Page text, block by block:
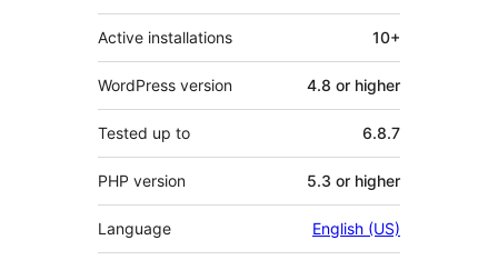
Active installations 10+
WordPress version 4.8 or higher
Tested up to 6.8.7
PHP version 5.3 or higher
Language English (US)